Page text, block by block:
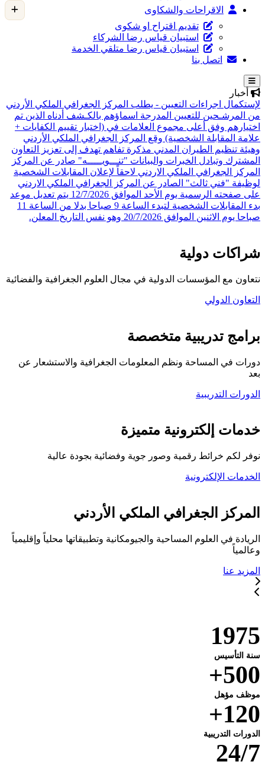
الاقراحات والشكاوى
تقديم اقتراح او شكوى
استبيان قياس رضا الشركاء
استبيان قياس رضا متلقي الخدمة
اتصل بنا
أخبار
لإستكمال اجراءات التعيين - يطلب المركز الجغرافي الملكي الأردني
من المرشـحين للتعيين المدرجة اسماؤهم بالكـشف أدناه الذين تم
اختيارهم وفق أعلى مجموع العلامات في (اختبار تقييم الكفايات +
علامة المقابلة الشخصية) وقع المركز الجغرافي الملكي الأردني
وهيئة تنظيم الطيران المدني مذكرة تفاهم تهدف إلى تعزيز التعاون
المشترك وتبادل الخبرات والبيانات "تنـــويـــــه" صادر عن المركز
المركز الجغرافي الملكي الاردني لاحقاً لإعلان المقابلات الشخصية
لوظيفة "فني ثالث" الصادر عن المركز الجغرافي الملكي الاردني
على صفحته الرسمية يوم الأحد الموافق 12/7/2026 يتم تعديل موعد
بدء المقابلات الشخصية لتبدء الساعة 9 صباحا بدلا من الساعة 11
صباحا يوم الاثنين الموافق 20/7/2026 وهو نفس التاريخ المعلن.
شراكات دولية
نتعاون مع المؤسسات الدولية في مجال العلوم الجغرافية والفضائية
التعاون الدولي
برامج تدريبية متخصصة
دورات في المساحة ونظم المعلومات الجغرافية والاستشعار عن
بعد
الدورات التدريبية
خدمات إلكترونية متميزة
نوفر لكم خرائط رقمية وصور جوية وفضائية بجودة عالية
الخدمات الإلكترونية
المركز الجغرافي الملكي الأردني
الريادة في العلوم المساحية والجيومكانية وتطبيقاتها محلياً وإقليمياً
وعالمياً
المزيد عنا
1975
سنة التأسيس
500+
موظف مؤهل
120+
الدورات التدريبية
24/7